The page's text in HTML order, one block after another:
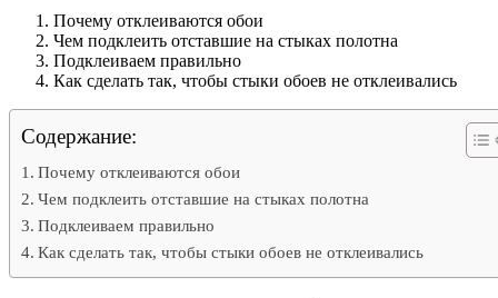
Почему отклеиваются обои
Чем подклеить отставшие на стыках полотна
Подклеиваем правильно
Как сделать так, чтобы стыки обоев не отклеивались
Содержание:
Почему отклеиваются обои
Чем подклеить отставшие на стыках полотна
Подклеиваем правильно
Как сделать так, чтобы стыки обоев не отклеивались